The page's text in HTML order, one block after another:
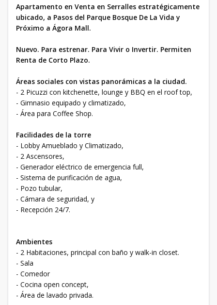
Apartamento en Venta en Serralles estratégicamente
ubicado, a Pasos del Parque Bosque De La Vida y
Próximo a Ágora Mall.
Nuevo. Para estrenar. Para Vivir o Invertir. Permiten
Renta de Corto Plazo.
Áreas sociales con vistas panorámicas a la ciudad.
- 2 Picuzzi con kitchenette, lounge y BBQ en el roof top,
- Gimnasio equipado y climatizado,
- Área para Coffee Shop.
Facilidades de la torre
- Lobby Amueblado y Climatizado,
- 2 Ascensores,
- Generador eléctrico de emergencia full,
- Sistema de purificación de agua,
- Pozo tubular,
- Cámara de seguridad, y
- Recepción 24/7.
Ambientes
- 2 Habitaciones, principal con baño y walk-in closet.
- Sala
- Comedor
- Cocina open concept,
- Área de lavado privada.